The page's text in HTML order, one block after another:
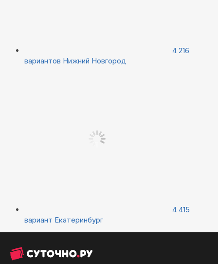
4 216
вариантов Нижний Новгород
4 415
вариант Екатеринбург